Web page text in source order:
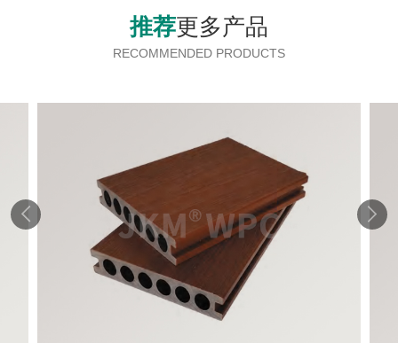
推荐更多产品
RECOMMENDED PRODUCTS
 